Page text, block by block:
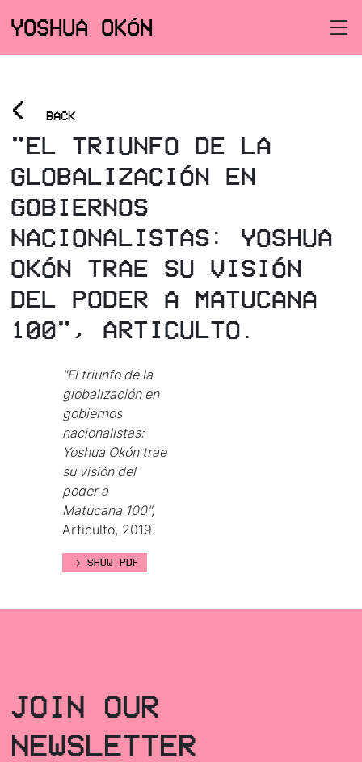
YOSHUA OKÓN
< BACK
"EL TRIUNFO DE LA
GLOBALIZACIÓN EN
GOBIERNOS
NACIONALISTAS: YOSHUA
OKÓN TRAE SU VISIÓN
DEL PODER A MATUCANA
100", ARTICULTO.
"El triunfo de la
globalización en
gobiernos
nacionalistas:
Yoshua Okón trae
su visión del
poder a
Matucana 100",
Articulto, 2019.
SHOW PDF
JOIN OUR
NEWSLETTER